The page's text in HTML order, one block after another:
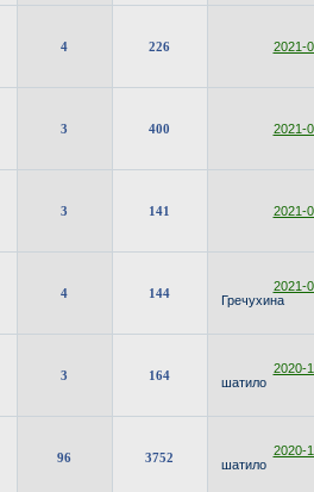
4
226 2021-
3
400 2021-
3
141 2021-
4 144 2021-
Гречухина
3
164 2020-
шатило
96
3752 2020-
шатило